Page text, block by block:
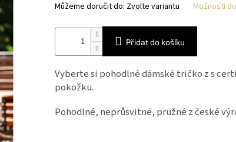
Můžeme doručit do: Zvolte variantu Možnosti
Přidat do košíku
Vyberte si pohodlné dámské tričko z s
pokožku.
Pohodlné, neprůsvitné, pružné z české